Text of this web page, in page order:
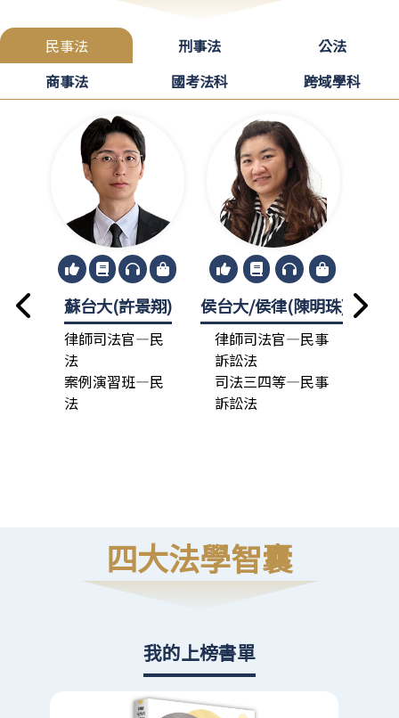
民事法 刑事法
公法
商事法
國考法科 跨域學科
蘇台大(許景翔)
律師司法官—民
法
案例演習班—民
法
侯台大/侯律(陳明珠)
律師司法官—民事
訴訟法
司法三四等—民事
訴訟法
龍政
四大法學智囊
我的上榜書單